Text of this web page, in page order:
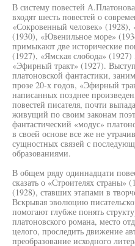
В систему повестей
входят шесть повестей о
«Сокровенный человек»
(1930), «Ювенильное море»
примыкают две исторические
(1927), «Ямская слобода» (1927)
«Эфирный тракт» (1927).
платоновской фантастики,
прозе 20-х годов, «Эфирный
написанных позднее
повестей писателя, почти
живущий по своим законам
фантастический «модус»
в своей основе все же не
сущностных связей с
образованиями.
В общем ряду одиннадцати
сказать о «Строителях
(1928), ставших этапами в
Вскрывая эволюцию
помогают глубже понять
платоновского романа, место
целого, проследить движение
преобразование исходного